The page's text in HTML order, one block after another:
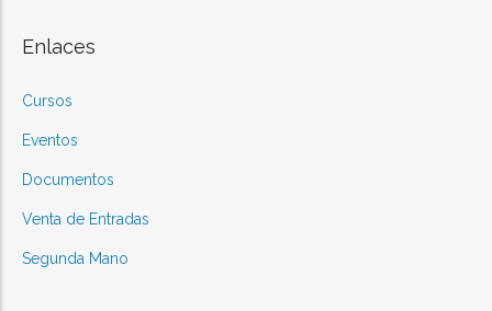
Enlaces
Cursos
Eventos
Documentos
Venta de Entradas
Segunda Mano